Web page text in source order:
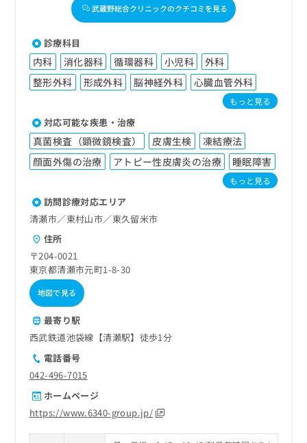
武蔵野総合クリニックのクチコミを見る
診療科目
内科 消化器科 循環器科 小児科
外科
整形外科
形成外科 脳神経外科 心臓血管外科
もっと見る
対応可能な疾患・治療
真菌検査（顕微鏡検査） 皮膚生検
凍結療法
顔面外傷の治療
アトピー性皮膚炎の治療 睡眠障害
もっと見る
訪問診療対応エリア
清瀬市／東村山市／東久留米市
住所
〒204-0021
東京都清瀬市元町1-8-30
地図で見る
最寄り駅
西武鉄道池袋線【清瀬駅】徒歩1分
電話番号
042-496-7015
ホームページ
https://www.6340-group.jp/